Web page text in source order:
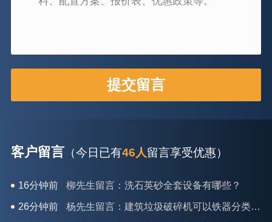
客户留言 （今日已有46人留言享受优惠）
26分钟前 杨先生留言：建筑垃圾破碎机可以铁器分类吗？
28分钟前 肖先生留言：时产50吨的洗砂机有几个型号？